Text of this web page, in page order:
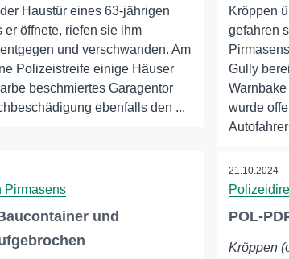
Haustür eines 63-jährigen
er öffnete, riefen sie ihm
und verschwanden. Am
Polizeistreife einige Häuser
beschmiertes Garagentor
ebenfalls den ...
Kröppen
gefahren
Gully
wurde
Pirmasens
und
21.10.2024 –
POL-
Kröppen